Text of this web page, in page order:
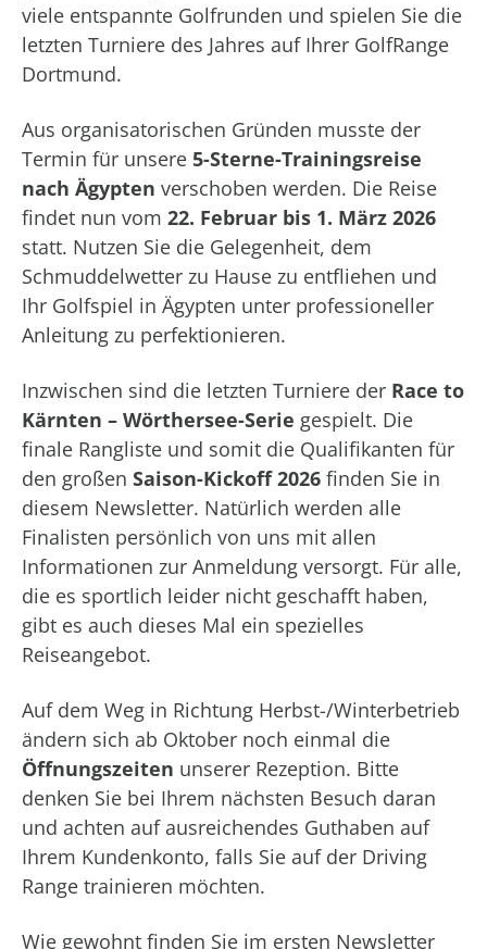
viele entspannte Golfrunden und spielen Sie die
letzten Turniere des Jahres auf Ihrer GolfRange
Dortmund.
Aus organisatorischen Gründen musste der
Termin für unsere 5-Sterne-Trainingsreise
nach Ägypten verschoben werden. Die Reise
findet nun vom 22. Februar bis 1. März 2026
statt. Nutzen Sie die Gelegenheit, dem
Schmuddelwetter zu Hause zu entfliehen und
Ihr Golfspiel in Ägypten unter professioneller
Anleitung zu perfektionieren.
Inzwischen sind die letzten Turniere der Race to
Kärnten – Wörthersee-Serie gespielt. Die
finale Rangliste und somit die Qualifikanten für
den großen Saison-Kickoff 2026 finden Sie in
diesem Newsletter. Natürlich werden alle
Finalisten persönlich von uns mit allen
Informationen zur Anmeldung versorgt. Für alle,
die es sportlich leider nicht geschafft haben,
gibt es auch dieses Mal ein spezielles
Reiseangebot.
Auf dem Weg in Richtung Herbst-/Winterbetrieb
ändern sich ab Oktober noch einmal die
Öffnungszeiten unserer Rezeption. Bitte
denken Sie bei Ihrem nächsten Besuch daran
und achten auf ausreichendes Guthaben auf
Ihrem Kundenkonto, falls Sie auf der Driving
Range trainieren möchten.
Wie gewohnt finden Sie im ersten Newsletter